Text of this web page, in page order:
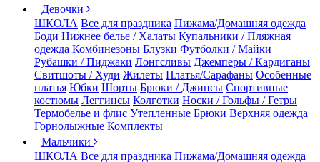
Девочки
ШКОЛА Все для праздника Пижама/Домашняя одежда
Боди Нижнее белье / Халаты Купальники / Пляжная
одежда Комбинезоны Блузки Футболки / Майки
Рубашки / Пиджаки Лонгсливы Джемперы / Кардиганы
Свитшоты / Худи Жилеты Платья/Сарафаны Особенные
платья Юбки Шорты Брюки / Джинсы Спортивные
костюмы Леггинсы Колготки Носки / Гольфы / Гетры
Термобелье и флис Утепленные Брюки Верхняя одежда
Горнолыжные Комплекты
Мальчики
ШКОЛА Все для праздника Пижама/Домашняя одежда